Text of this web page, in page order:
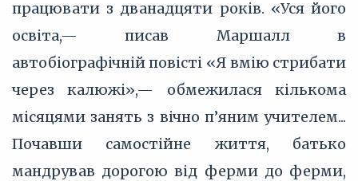
працювати з дванадцяти років. «Уся його
освіта,— писав Маршалл в
автобіографічній повісті «Я вмію стрибати
через калюжі»,— обмежилася кількома
місяцями занять з вічно п’яним учителем...
Почавши самостійне життя, батько
мандрував дорогою від ферми до ферми,